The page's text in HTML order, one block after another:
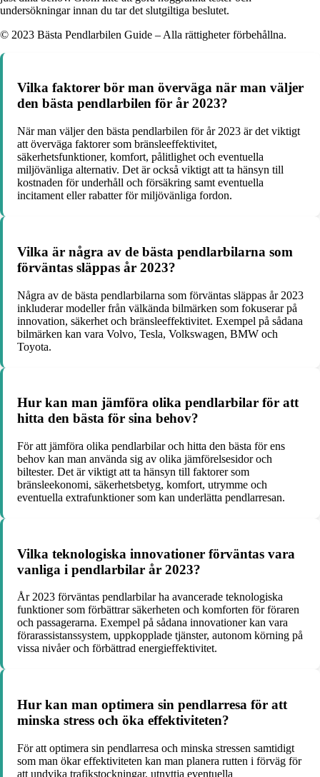
undersökningar innan du tar det slutgiltiga beslutet.
© 2023 Bästa Pendlarbilen Guide – Alla rättigheter förbehållna.
Vilka faktorer bör man överväga när man väljer
den bästa pendlarbilen för år 2023?
När man väljer den bästa pendlarbilen för år 2023 är det viktigt
att överväga faktorer som bränsleeffektivitet,
säkerhetsfunktioner, komfort, pålitlighet och eventuella
miljövänliga alternativ. Det är också viktigt att ta hänsyn till
kostnaden för underhåll och försäkring samt eventuella
incitament eller rabatter för miljövänliga fordon.
Vilka är några av de bästa pendlarbilarna som
förväntas släppas år 2023?
Några av de bästa pendlarbilarna som förväntas släppas år 2023
inkluderar modeller från välkända bilmärken som fokuserar på
innovation, säkerhet och bränsleeffektivitet. Exempel på sådana
bilmärken kan vara Volvo, Tesla, Volkswagen, BMW och
Toyota.
Hur kan man jämföra olika pendlarbilar för att
hitta den bästa för sina behov?
För att jämföra olika pendlarbilar och hitta den bästa för ens
behov kan man använda sig av olika jämförelsesidor och
biltester. Det är viktigt att ta hänsyn till faktorer som
bränsleekonomi, säkerhetsbetyg, komfort, utrymme och
eventuella extrafunktioner som kan underlätta pendlarresan.
Vilka teknologiska innovationer förväntas vara
vanliga i pendlarbilar år 2023?
År 2023 förväntas pendlarbilar ha avancerade teknologiska
funktioner som förbättrar säkerheten och komforten för föraren
och passagerarna. Exempel på sådana innovationer kan vara
förarassistanssystem, uppkopplade tjänster, autonom körning på
vissa nivåer och förbättrad energieffektivitet.
Hur kan man optimera sin pendlarresa för att
minska stress och öka effektiviteten?
För att optimera sin pendlarresa och minska stressen samtidigt
som man ökar effektiviteten kan man planera rutten i förväg för
att undvika trafikstockningar, utnyttja eventuella